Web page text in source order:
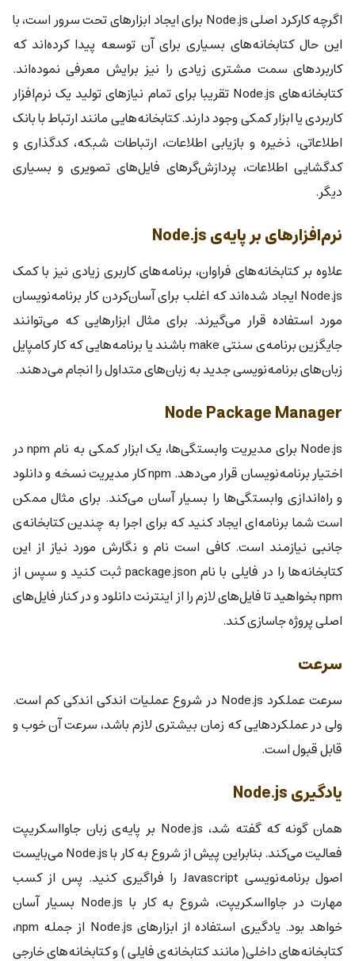
اگرچه کارکرد اصلی Node.js برای ایجاد ابزارهای تحت سرور است، با
این حال کتابخانه‌های بسیاری برای آن توسعه پیدا کرده‌اند که
کاربردهای سمت مشتری زیادی را نیز برایش معرفی نموده‌اند.
کتابخانه‌های Node.js تقریبا برای تمام نیازهای تولید یک نرم‌افزار
کاربردی یا ابزار کمکی وجود دارند. کتابخانه‌هایی مانند ارتباط با بانک
اطلاعاتی، ذخیره و بازیابی اطلاعات، ارتباطات شبکه، کدگذاری و
کدگشایی اطلاعات، پردازش‌گرهای فایل‌های تصویری و بسیاری
دیگر.
نرم‌افزارهای بر پایه‌ی Node.js
علاوه بر کتابخانه‌های فراوان، برنامه‌های کاربری زیادی نیز با کمک
Node.js ایجاد شده‌اند که اغلب برای آسان‌کردن کار برنامه‌نویسان
مورد استفاده قرار می‌گیرند. برای مثال ابزارهایی که می‌توانند
جایگزین برنامه‌ی سنتی make باشند یا برنامه‌هایی که کار کامپایل
زبان‌های برنامه‌نویسی جدید به زبان‌های متداول را انجام می‌دهند.
Node Package Manager
Node.js برای مدیریت وابستگی‌ها، یک ابزار کمکی به نام npm در
اختیار برنامه‌نویسان قرار می‌دهد. npm کار مدیریت نسخه و دانلود
و راه‌اندازی وابستگی‌ها را بسیار آسان می‌کند. برای مثال ممکن
است شما برنامه‌ای ایجاد کنید که برای اجرا به چندین کتابخانه‌ی
جانبی نیازمند است. کافی است نام و نگارش مورد نیاز از این
کتابخانه‌ها را در فایلی با نام package.json ثبت کنید و سپس از
npm بخواهید تا فایل‌های لازم را از اینترنت دانلود و در کنار فایل‌های
اصلی پروژه جاسازی کند.
سرعت
سرعت عملکرد Node.js در شروع عملیات اندکی اندکی کم است.
ولی در عملکردهایی که زمان بیشتری لازم باشد، سرعت آن خوب و
قابل قبول است.
یادگیری Node.js
همان گونه که گفته شد، Node.js بر پایه‌ی زبان جاوااسکریپت
فعالیت می‌کند. بنابراین پیش از شروع به کار با Node.js می‌بایست
اصول برنامه‌نویسی Javascript را فراگیری کنید. پس از کسب
مهارت در جاوااسکریپت، شروع به کار با Node.js بسیار آسان
خواهد بود. یادگیری استفاده از ابزارهای Node.js از جمله npm،
کتابخانه‌های داخلی( مانند کتابخانه‌ی فایلی ) و کتابخانه‌های خارجی